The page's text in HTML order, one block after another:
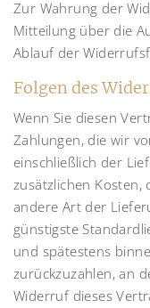
Zur Wahrung der
Mitteilung über die
Ablauf der
Folgen des
Wenn Sie diesen
Zahlungen, die wir
einschließlich der
zusätzlichen Kosten,
andere Art der
günstigste
und spätestens
zurückzuzahlen, an
Widerruf dieses